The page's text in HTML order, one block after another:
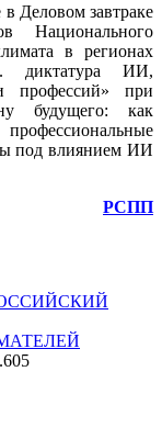
Деловом завтраке
Национального
в регионах
диктатура ИИ,
профессий» при
будущего: как
под влиянием ИИ
РСПП